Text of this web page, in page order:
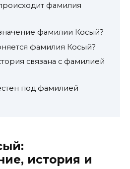
фамилия
фамилии Косый?
фамилия Косый?
связана с фамилией
под фамилией
история и